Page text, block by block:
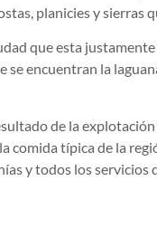
planicies y sierras
que esta
se encuentran la
de la
comida típica de la
y todos los servicios